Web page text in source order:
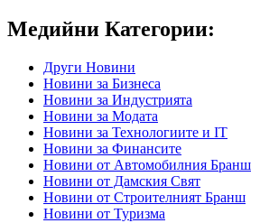
Медийни Категории:
Други Новини
Новини за Бизнеса
Новини за Индустрията
Новини за Модата
Новини за Технологиите и IT
Новини за Финансите
Новини от Автомобилния Бранш
Новини от Дамския Свят
Новини от Строителният Бранш
Новини от Туризма